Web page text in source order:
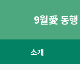
9월愛 동행
소개